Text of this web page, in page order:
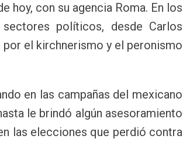
hoy, con su agencia Roma. En los
políticos, desde Carlos
el kirchnerismo y el peronismo
en las campañas del mexicano
le brindó algún asesoramiento
las elecciones que perdió contra